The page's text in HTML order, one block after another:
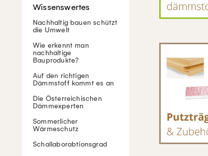
Nachhaltig bauen schützt
die Umwelt
Wie erkennt man
nachhaltige
Bauprodukte?
Auf den richtigen
Dämmstoff kommt es an
Die Österreichischen
Dämmexperten
Sommerlicher
Wärmeschutz
Schallaborabtionsgrad